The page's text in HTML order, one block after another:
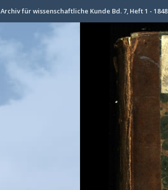
Archiv für wissenschaftliche Kunde Bd. 7, Heft 1 - 1848